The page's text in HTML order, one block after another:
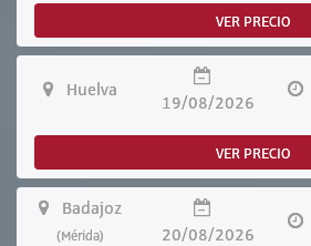
VER PRECIO
Huelva
19/08/2026
VER PRECIO
Badajoz
(Mérida) 20/08/2026